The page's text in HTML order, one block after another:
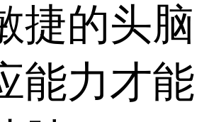
捷的头脑
能力才能